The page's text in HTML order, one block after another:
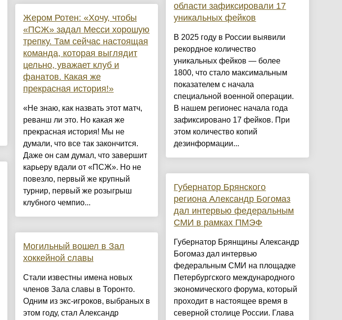
Жером Ротен: «Хочу, чтобы
«ПСЖ» задал Месси хорошую
трепку. Там сейчас настоящая
команда, которая выглядит
цельно, уважает клуб и
фанатов. Какая же
прекрасная история!»
«Не знаю, как назвать этот матч,
реванш ли это. Но какая же
прекрасная история! Мы не
думали, что все так закончится.
Даже он сам думал, что завершит
карьеру вдали от «ПСЖ». Но не
повезло, первый же крупный
турнир, первый же розыгрыш
клубного чемпио...
Могильный вошел в Зал
хоккейной славы
Стали известны имена новых
членов Зала славы в Торонто.
Одним из экс-игроков, выбраных в
этом году, стал Александр
области зафиксировали 17
уникальных фейков
В 2025 году в России выявили
рекордное количество
уникальных фейков — более
1800, что стало максимальным
показателем с начала
специальной военной операции.
В нашем регионес начала года
зафиксировано 17 фейков. При
этом количество копий
дезинформации...
Губернатор Брянского
региона Александр Богомаз
дал интервью федеральным
СМИ в рамках ПМЭФ
Губернатор Брянщины Александр
Богомаз дал интервью
федеральным СМИ на площадке
Петербургского международного
экономического форума, который
проходит в настоящее время в
северной столице России. Глава